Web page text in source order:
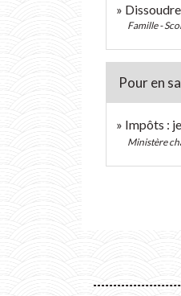
Famille -
Pour en
Impôts :
Ministère